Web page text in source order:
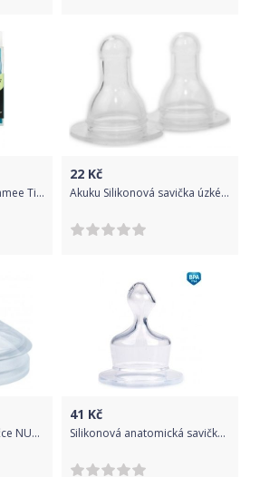
Silikonová savička Tommee Tippee Advanced 0 +, 2 ks
22 Kč
Akuku Silikonová savička úzké hrdlo - 6-18 m
Náhradní pítko k lahvičce NUK Nature Sense - 2 ks, Transparentní
41 Kč
Silikonová anatomická savička 2 ks Canpol Babies, 6m+